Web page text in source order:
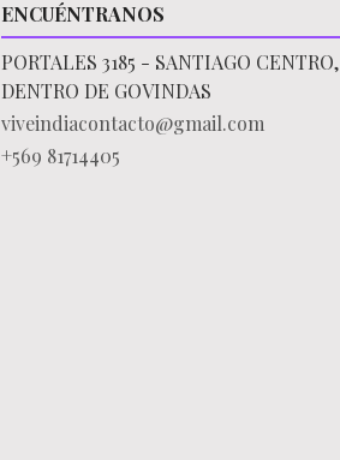
ENCUÉNTRANOS
PORTALES 3185 - SANTIAGO CENTRO,
DENTRO DE GOVINDAS
viveindiacontacto@gmail.com
+569 81714405